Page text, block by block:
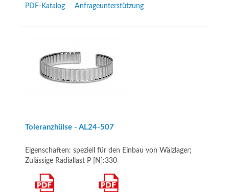
PDF-Katalog Anfrageunterstützung
Toleranzhülse - AL24-­507
Eigenschaften: speziell für den Einbau von Wälzlager;
Zulässige Radiallast P [N]:330